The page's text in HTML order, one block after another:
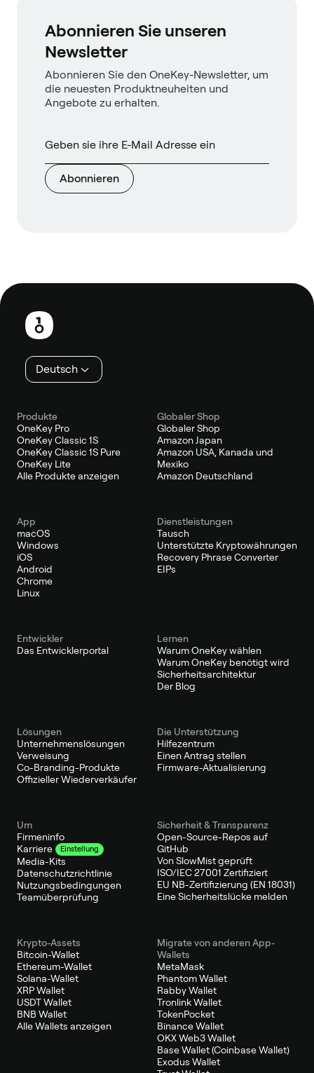
Abonnieren Sie unseren
Newsletter
Abonnieren Sie den OneKey-Newsletter, um
die neuesten Produktneuheiten und
Angebote zu erhalten.
Abonnieren
Fußzeile
Deutsch
Produkte
OneKey Pro
OneKey Classic 1S
OneKey Classic 1S Pure
OneKey Lite
Alle Produkte anzeigen
Globaler Shop
Globaler Shop
Amazon Japan
Amazon USA, Kanada und
Mexiko
Amazon Deutschland
App
macOS
Windows
iOS
Android
Chrome
Linux
Dienstleistungen
Tausch
Unterstützte Kryptowährungen
Recovery Phrase Converter
EIPs
Entwickler
Das Entwicklerportal
Lernen
Warum OneKey wählen
Warum OneKey benötigt wird
Sicherheitsarchitektur
Der Blog
Lösungen
Unternehmenslösungen
Verweisung
Co-Branding-Produkte
Offizieller Wiederverkäufer
Die Unterstützung
Hilfezentrum
Einen Antrag stellen
Firmware-Aktualisierung
Um
Firmeninfo
Karriere
Einstellung
Media-Kits
Datenschutzrichtlinie
Nutzungsbedingungen
Teamüberprüfung
Sicherheit & Transparenz
Open-Source-Repos auf
GitHub
Von SlowMist geprüft
ISO/IEC 27001 Zertifiziert
EU NB-Zertifizierung (EN 18031)
Eine Sicherheitslücke melden
Krypto-Assets
Bitcoin-Wallet
Ethereum-Wallet
Solana-Wallet
XRP Wallet
USDT Wallet
BNB Wallet
Alle Wallets anzeigen
Migrate von anderen App-
Wallets
MetaMask
Phantom Wallet
Rabby Wallet
Tronlink Wallet
TokenPocket
Binance Wallet
OKX Web3 Wallet
Base Wallet (Coinbase Wallet)
Exodus Wallet